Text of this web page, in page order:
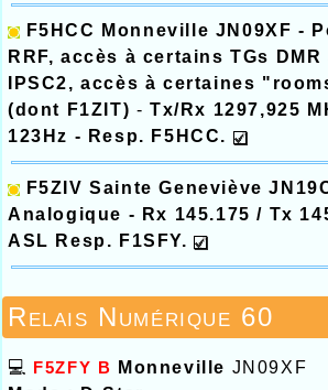
F5HCC Monneville JN09XF -
RRF, accès à certains TGs
IPSC2, accès à certaines
(dont F1ZIT) -Tx/Rx 1297,925
123Hz - Resp. F5HCC.
F5ZIV Sainte Geneviève
Analogique - Rx 145.175 / Tx
ASL Resp. F1SFY.
Relais Numérique 60
💻 F5ZFY B Monneville JN09XF